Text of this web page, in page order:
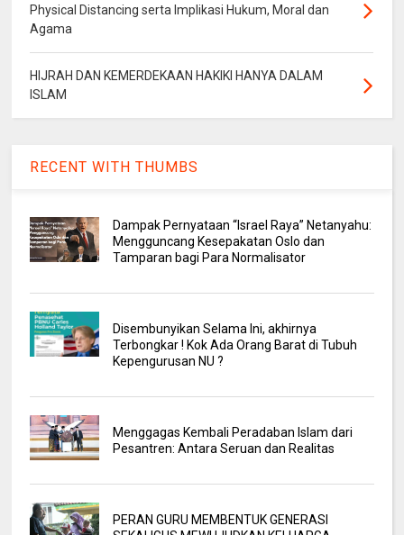
Physical Distancing serta Implikasi Hukum, Moral dan
Agama
HIJRAH DAN KEMERDEKAAN HAKIKI HANYA DALAM
ISLAM
RECENT WITH THUMBS
Dampak Pernyataan “Israel Raya” Netanyahu:
Mengguncang Kesepakatan Oslo dan
Tamparan bagi Para Normalisator
Disembunyikan Selama Ini, akhirnya
Terbongkar ! Kok Ada Orang Barat di Tubuh
Kepengurusan NU ?
Menggagas Kembali Peradaban Islam dari
Pesantren: Antara Seruan dan Realitas
PERAN GURU MEMBENTUK GENERASI